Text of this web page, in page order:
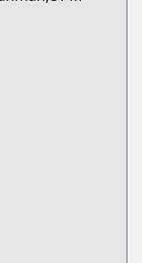
manga/https://
list